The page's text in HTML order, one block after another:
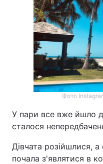
Фото
У пари все вже йшло
сталося
Дівчата розійшлися,
почала з'являтися в